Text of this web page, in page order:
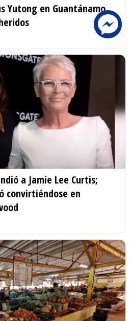
Yutong en Guantánamo
a Jamie Lee Curtis;
convirtiéndose en